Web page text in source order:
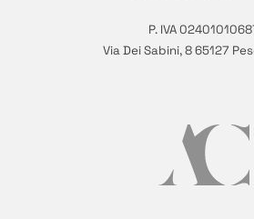
P. IVA
Via Dei Sabini, 8 65127